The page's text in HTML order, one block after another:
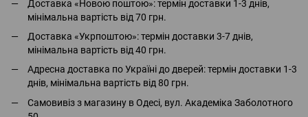
Доставка «Новою поштою»: термін доставки 1-3 днів,
мінімальна вартість від 70 грн.
Доставка «Укрпоштою»: термін доставки 3-7 днів,
мінімальна вартість від 40 грн.
Адресна доставка по Україні до дверей: термін доставки 1-3
днів, мінімальна вартість від 80 грн.
Самовивіз з магазину в Одесі, вул. Академіка Заболотного